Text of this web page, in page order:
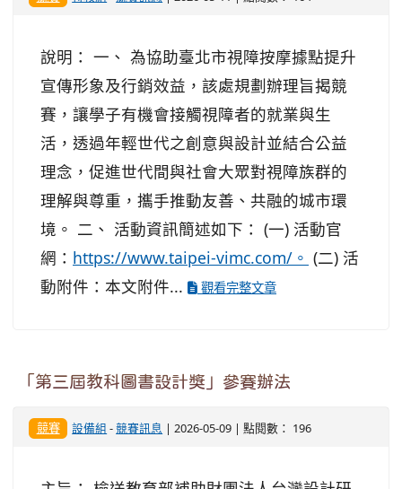
說明： 一、 為協助臺北市視障按摩據點提升
宣傳形象及行銷效益，該處規劃辦理旨揭競
賽，讓學子有機會接觸視障者的就業與生
活，透過年輕世代之創意與設計並結合公益
理念，促進世代間與社會大眾對視障族群的
理解與尊重，攜手推動友善、共融的城市環
境。 二、 活動資訊簡述如下： (一) 活動官
網： https://www.taipei-vimc.com/。 (二) 活
動附件：本文附件...
觀看完整文章
「第三屆教科圖書設計獎」參賽辦法
競賽 設備組 -競賽訊息 | 2026-05-09 | 點閱數： 196